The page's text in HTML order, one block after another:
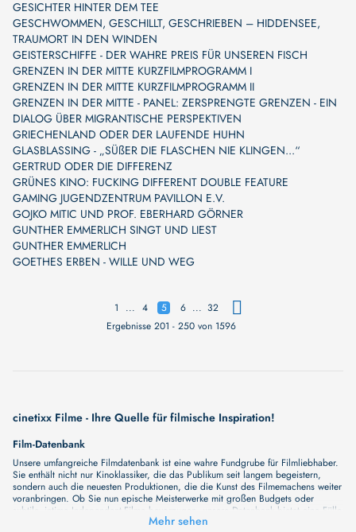
GESICHTER HINTER DEM TEE
GESCHWOMMEN, GESCHILLT, GESCHRIEBEN – HIDDENSEE,
TRAUMORT IN DEN WINDEN
GEISTERSCHIFFE - DER WAHRE PREIS FÜR UNSEREN FISCH
GRENZEN IN DER MITTE KURZFILMPROGRAMM I
GRENZEN IN DER MITTE KURZFILMPROGRAMM II
GRENZEN IN DER MITTE - PANEL: ZERSPRENGTE GRENZEN - EIN
DIALOG ÜBER MIGRANTISCHE PERSPEKTIVEN
GRIECHENLAND ODER DER LAUFENDE HUHN
GLASBLASSING - „SÜßER DIE FLASCHEN NIE KLINGEN...“
GERTRUD ODER DIE DIFFERENZ
GRÜNES KINO: FUCKING DIFFERENT DOUBLE FEATURE
GAMING JUGENDZENTRUM PAVILLON E.V.
GOJKO MITIC UND PROF. EBERHARD GÖRNER
GUNTHER EMMERLICH SINGT UND LIEST
GUNTHER EMMERLICH
GOETHES ERBEN - WILLE UND WEG
Ergebnisse 201 - 250 von 1596
1 ... 4 5 6 ... 32
cinetixx Filme - Ihre Quelle für filmische Inspiration!
Film-Datenbank
Unsere umfangreiche Filmdatenbank ist eine wahre Fundgrube für Filmliebhaber.
Sie enthält nicht nur Kinoklassiker, die das Publikum seit langem begeistern,
sondern auch die neuesten Produktionen, die die Kunst des Filmemachens weiter
voranbringen. Ob Sie nun epische Meisterwerke mit großen Budgets oder
subtile, intime Independent-Filme bevorzugen, unsere Datenbank bietet eine Fülle
von Inhalten, die Ihr Herz und Ihren Geist berühren werden. Beim Durchstöbern
Mehr sehen